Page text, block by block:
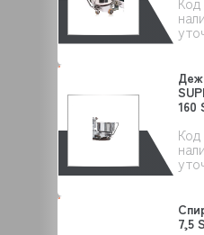
160
7,5